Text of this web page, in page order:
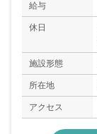
給与
休日
施設形態
所在地
アクセス